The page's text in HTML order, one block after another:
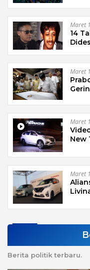
Maret
14
Maret
Maret
New
Maret
Berita politik terbaru.